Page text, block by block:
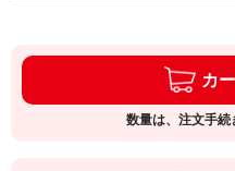
カ
数量は、注文手続